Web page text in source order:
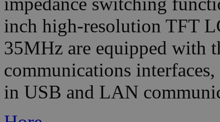
inch high-resolution TFT
35MHz are equipped with
communications
in USB and LAN